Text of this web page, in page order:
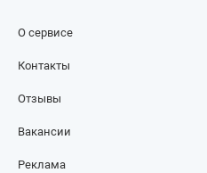
О сервисе
Контакты
Отзывы
Вакансии
Реклама